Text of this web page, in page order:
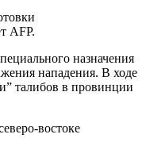
AFP.
назначения
нападения. В ходе
талибов в провинции
востоке